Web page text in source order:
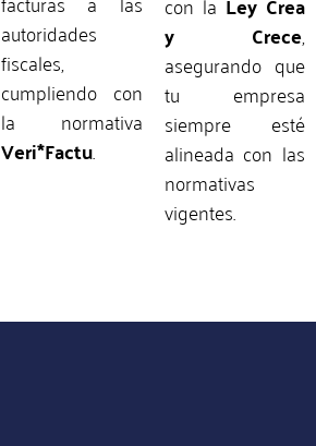
autoridades
fiscales,
cumpliendo con
la normativa
Veri*Factu.
y Crece,
asegurando que
tu empresa
siempre esté
alineada con las
normativas
vigentes.